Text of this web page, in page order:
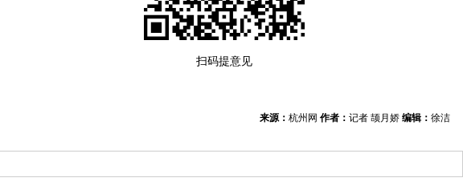
扫码提意见
来源： 杭州网 作者： 记者 颉月娇 编辑： 徐洁